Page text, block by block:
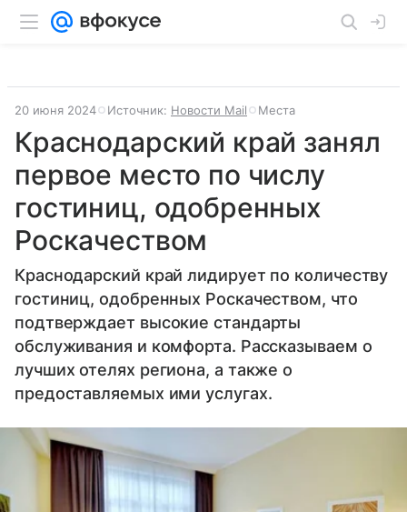
20 июня 2024 Источник: Новости Mail Места
Краснодарский край занял
первое место по числу
гостиниц, одобренных
Роскачеством
Краснодарский край лидирует по количеству
гостиниц, одобренных Роскачеством, что
подтверждает высокие стандарты
обслуживания и комфорта. Рассказываем о
лучших отелях региона, а также о
предоставляемых ими услугах.